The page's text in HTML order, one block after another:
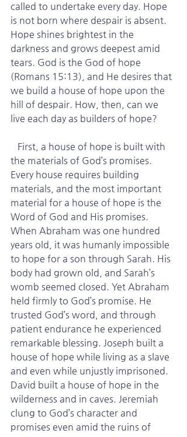
called to undertake every day. Hope
is not born where despair is absent.
Hope shines brightest in the
darkness and grows deepest amid
tears. God is the God of hope
(Romans 15:13), and He desires that
we build a house of hope upon the
hill of despair. How, then, can we
live each day as builders of hope?
the materials of God’s promises.
Every house requires building
materials, and the most important
material for a house of hope is the
Word of God and His promises.
When Abraham was one hundred
years old, it was humanly impossible
to hope for a son through Sarah. His
body had grown old, and Sarah’s
womb seemed closed. Yet Abraham
held firmly to God’s promise. He
trusted God’s word, and through
patient endurance he experienced
remarkable blessing. Joseph built a
house of hope while living as a slave
and even while unjustly imprisoned.
David built a house of hope in the
wilderness and in caves. Jeremiah
clung to God’s character and
promises even amid the ruins of